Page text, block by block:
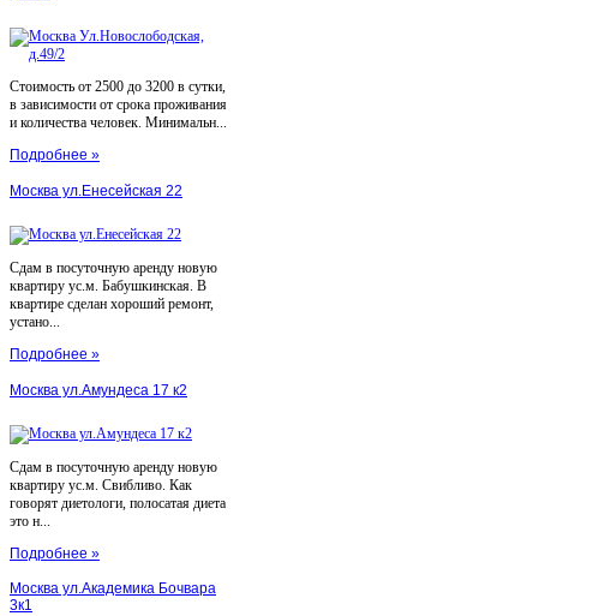
Стоимость от 2500 до 3200 в сутки,
в зависимости от срока проживания
и количества человек. Минимальн...
Подробнее »
Москва ул.Енесейская 22
Сдам в посуточную аренду новую
квартиру ус.м. Бабушкинская. В
квартире сделан хороший ремонт,
устано...
Подробнее »
Москва ул.Амундеса 17 к2
Сдам в посуточную аренду новую
квартиру ус.м. Свибливо. Как
говорят диетологи, полосатая диета
это н...
Подробнее »
Москва ул.Академика Бочвара
3к1